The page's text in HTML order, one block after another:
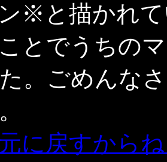
※と描かれて
ことでうちの
。ごめんな
元に戻すから